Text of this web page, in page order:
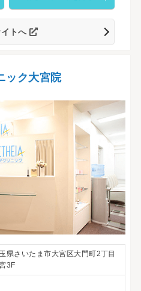
イトへ
ック大宮院
県さいたま市大宮区大門町2丁目
3F